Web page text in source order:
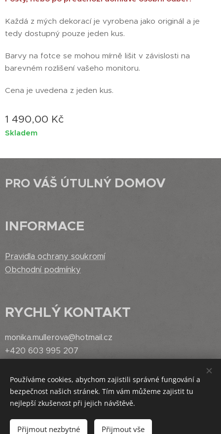
Každá z mých dekorací je vyrobena jako originál a je
tedy dostupný pouze jeden kus.
Barvy na fotce se mohou mírně lišit v závislosti na
barevném rozlišení vašeho monitoru.
Cena je uvedena z jeden kus.
1 490,00 Kč
Skladem
Do košíku
PRO VÁŠ ÚTULNÝ DOMOV
INFORMACE
Pravidla ochrany soukromí
Obchodní podmínky
RYCHLÝ KONTAKT
monika.mullerova@hotmail.cz
+420 603 995 207
Vytvořeno službouWebnode Cookies
Používáme cookies, abychom zajistili správné fungování a
bezpečnost našich stránek. Tím vám můžeme zajistit tu
nejlepší zkušenost při jejich návštěvě.
Přijmout nezbytné Přijmout vše